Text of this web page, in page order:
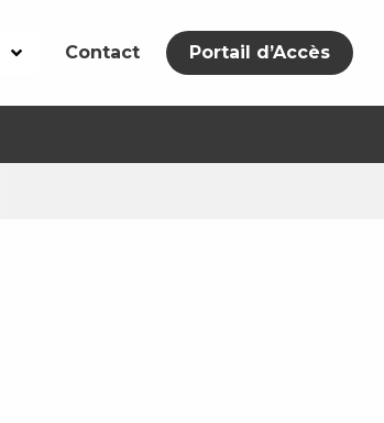
Contact Portail d’Accès